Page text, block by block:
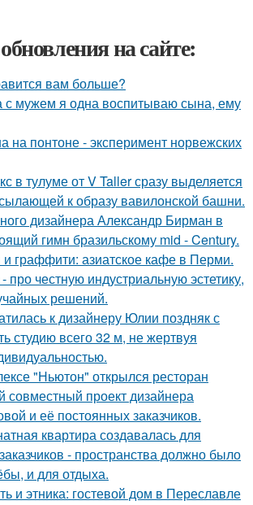
на сайте:
вам больше?
с мужем я одна воспитываю сына, ему
на понтоне - эксперимент норвежских
в тулуме от V Taller сразу выделяется
к образу вавилонской башни.
дизайнера Александр Бирман в
гимн бразильскому mid - Century.
граффити: азиатское кафе в Перми.
про честную индустриальную эстетику,
решений.
к дизайнеру Юлии поздняк с
студию всего 32 м, не жертвуя
"Ньютон" открылся ресторан
совместный проект дизайнера
и её постоянных заказчиков.
квартира создавалась для
- пространства должно было
и для отдыха.
и этника: гостевой дом в Переславле